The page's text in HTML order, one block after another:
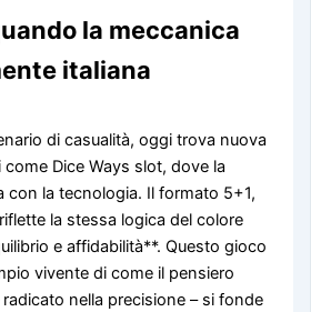
la meccanica
italiana
di casualità, oggi trova nuova
Dice Ways slot, dove la
con la tecnologia. Il formato 5+1,
la stessa logica del colore
e affidabilità**. Questo gioco
vivente di come il pensiero
nella precisione – si fonde